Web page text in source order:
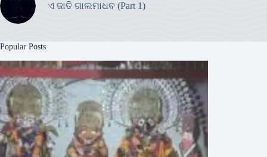
ଏ ଜାତି ଗାଲମାଧବ (Part 1)
Popular Posts